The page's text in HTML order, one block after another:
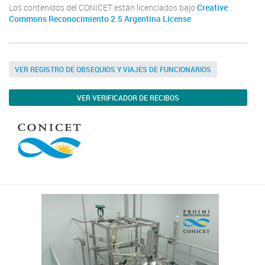
Los contenidos del CONICET están licenciados bajo Creative
Commons Reconocimiento 2.5 Argentina License
VER REGISTRO DE OBSEQUIOS Y VIAJES DE FUNCIONARIOS
VER VERIFICADOR DE RECIBOS